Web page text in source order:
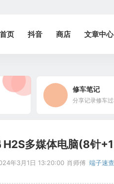
首页 抖音 商店 文章中心
修车笔记
分享记录修车
H2S多媒体电脑(8针
年3月1日 13:20:00 肖师傅 端子速查